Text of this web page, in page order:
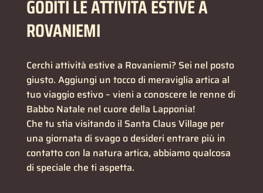
GODITI LE ATTIVITÀ ESTIVE A
ROVANIEMI
Cerchi attività estive a Rovaniemi? Sei nel posto
giusto. Aggiungi un tocco di meraviglia artica al
tuo viaggio estivo – vieni a conoscere le renne di
Babbo Natale nel cuore della Lapponia!
Che tu stia visitando il Santa Claus Village per
una giornata di svago o desideri entrare più in
contatto con la natura artica, abbiamo qualcosa
di speciale che ti aspetta.